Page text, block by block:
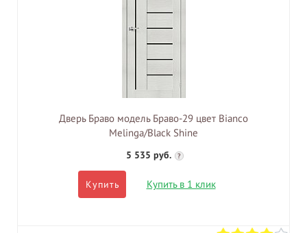
Дверь Браво модель Браво-29 цвет Bianco
Melinga/Black Shine
5 535 руб. ?
Купить Купить в 1 клик